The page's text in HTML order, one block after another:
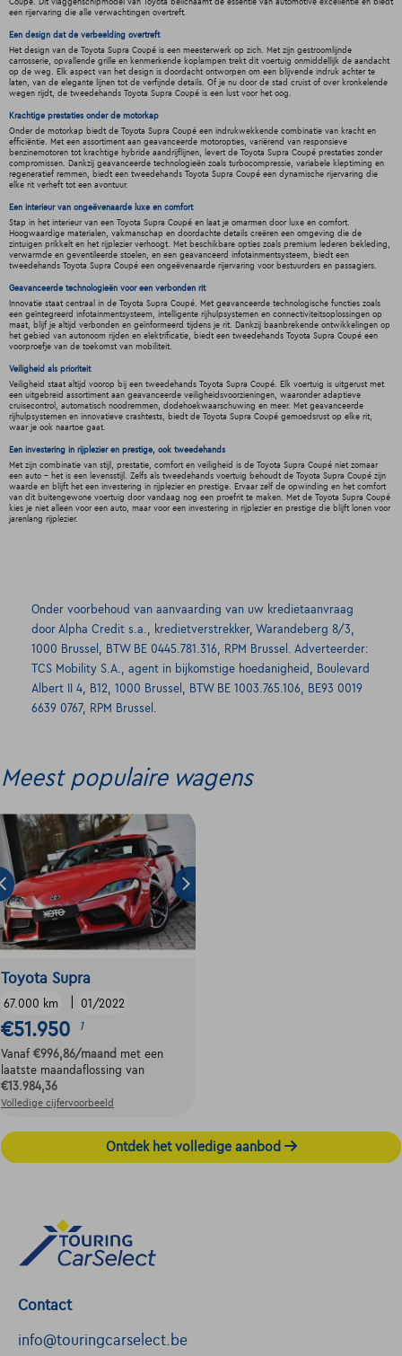
Coupé. Dit vlaggenschipmodel van Toyota belichaamt de essentie van automotive excellentie en biedt
een rijervaring die alle verwachtingen overtreft.
Een design dat de verbeelding overtreft
Het design van de Toyota Supra Coupé is een meesterwerk op zich. Met zijn gestroomlijnde
carrosserie, opvallende grille en kenmerkende koplampen trekt dit voertuig onmiddellijk de aandacht
op de weg. Elk aspect van het design is doordacht ontworpen om een blijvende indruk achter te
laten, van de elegante lijnen tot de verfijnde details. Of je nu door de stad cruist of over kronkelende
wegen rijdt, de tweedehands Toyota Supra Coupé is een lust voor het oog.
Krachtige prestaties onder de motorkap
Onder de motorkap biedt de Toyota Supra Coupé een indrukwekkende combinatie van kracht en
efficiëntie. Met een assortiment aan geavanceerde motoropties, variërend van responsieve
benzinemotoren tot krachtige hybride aandrijflijnen, levert de Toyota Supra Coupé prestaties zonder
compromissen. Dankzij geavanceerde technologieën zoals turbocompressie, variabele kleptiming en
regeneratief remmen, biedt een tweedehands Toyota Supra Coupé een dynamische rijervaring die
elke rit verheft tot een avontuur.
Een interieur van ongeëvenaarde luxe en comfort
Stap in het interieur van een Toyota Supra Coupé en laat je omarmen door luxe en comfort.
Hoogwaardige materialen, vakmanschap en doordachte details creëren een omgeving die de
zintuigen prikkelt en het rijplezier verhoogt. Met beschikbare opties zoals premium lederen bekleding,
verwarmde en geventileerde stoelen, en een geavanceerd infotainmentsysteem, biedt een
tweedehands Toyota Supra Coupé een ongeëvenaarde rijervaring voor bestuurders en passagiers.
Geavanceerde technologieën voor een verbonden rit
Innovatie staat centraal in de Toyota Supra Coupé. Met geavanceerde technologische functies zoals
een geïntegreerd infotainmentsysteem, intelligente rijhulpsystemen en connectiviteitsoplossingen op
maat, blijf je altijd verbonden en geïnformeerd tijdens je rit. Dankzij baanbrekende ontwikkelingen op
het gebied van autonoom rijden en elektrificatie, biedt een tweedehands Toyota Supra Coupé een
voorproefje van de toekomst van mobiliteit.
Veiligheid als prioriteit
Veiligheid staat altijd voorop bij een tweedehands Toyota Supra Coupé. Elk voertuig is uitgerust met
een uitgebreid assortiment aan geavanceerde veiligheidsvoorzieningen, waaronder adaptieve
cruisecontrol, automatisch noodremmen, dodehoekwaarschuwing en meer. Met geavanceerde
rijhulpsystemen en innovatieve crashtests, biedt de Toyota Supra Coupé gemoedsrust op elke rit,
waar je ook naartoe gaat.
Een investering in rijplezier en prestige, ook tweedehands
Met zijn combinatie van stijl, prestatie, comfort en veiligheid is de Toyota Supra Coupé niet zomaar
een auto - het is een levensstijl. Zelfs als tweedehands voertuig behoudt de Toyota Supra Coupé zijn
waarde en blijft het een investering in rijplezier en prestige. Ervaar zelf de opwinding en het comfort
van dit buitengewone voertuig door vandaag nog een proefrit te maken. Met de Toyota Supra Coupé
kies je niet alleen voor een auto, maar voor een investering in rijplezier en prestige die blijft lonen voor
jarenlang rijplezier.
Onder voorbehoud van aanvaarding van uw kredietaanvraag
door Alpha Credit s.a., kredietverstrekker, Warandeberg 8/3,
1000 Brussel, BTW BE 0445.781.316, RPM Brussel. Adverteerder:
TCS Mobility S.A., agent in bijkomstige hoedanigheid, Boulevard
Albert II 4, B12, 1000 Brussel, BTW BE 1003.765.106, BE93 0019
6639 0767, RPM Brussel.
Meest populaire wagens
Toyota Supra
67.000 km 01/2022
€51.950 1
Vanaf €996,86/maand met een
laatste maandaflossing van
€13.984,36
Volledige cijfervoorbeeld
Ontdek het volledige aanbod
Contact
info@touringcarselect.be